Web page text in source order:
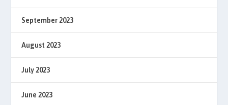
September 2023
August 2023
July 2023
June 2023